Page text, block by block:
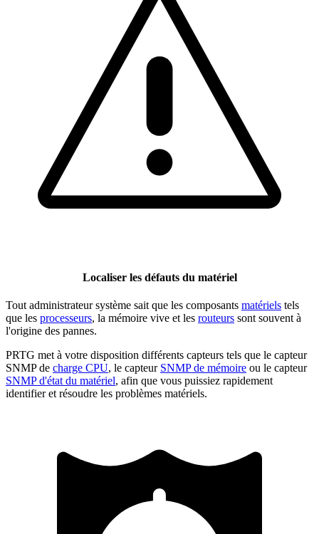
Localiser les défauts du matériel
Tout administrateur système sait que les composants matériels tels
que les processeurs, la mémoire vive et les routeurs sont souvent à
l'origine des pannes.
PRTG met à votre disposition différents capteurs tels que le capteur
SNMP de charge CPU, le capteur SNMP de mémoire ou le capteur
SNMP d'état du matériel, afin que vous puissiez rapidement
identifier et résoudre les problèmes matériels.